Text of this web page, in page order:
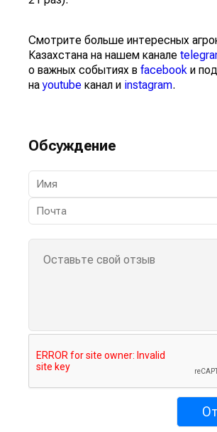
Смотрите больше интересных
Казахстана на нашем канале
о важных событиях в facebook и
наyoutube канал и instagram.
Обсуждение